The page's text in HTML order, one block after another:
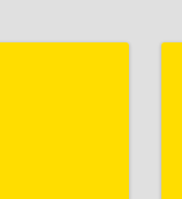
обл,